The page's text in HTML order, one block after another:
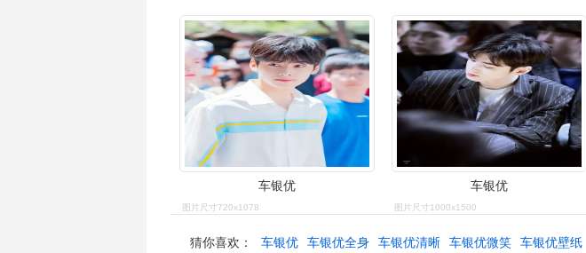
车银优
图片尺寸720x1078
车银优
图片尺寸1000x1500
猜你喜欢： 车银优 车银优全身 车银优清晰 车银优微笑 车银优壁纸